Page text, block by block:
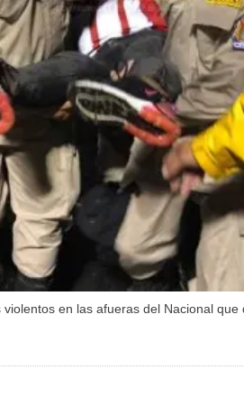
en las afueras del Nacional